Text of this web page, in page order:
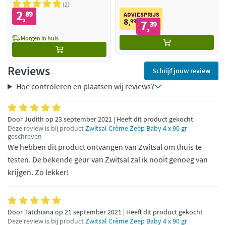
2
2,89
Morgen in huis
ADVIESPRIJS
8,99 7,39
Reviews Schrijf jouw review
Hoe controleren en plaatsen wij reviews?
Door Judith op 23 september 2021 | Heeft dit product gekocht
Deze review is bij productZwitsal Crème Zeep Baby 4 x 90 gr
geschreven
We hebben dit product ontvangen van Zwitsal om thuis te
testen. De bekende geur van Zwitsal zal ik nooit genoeg van
krijgen. Zo lekker!
Door Tatchiana op 21 september 2021 | Heeft dit product gekocht
Deze review is bij productZwitsal Crème Zeep Baby 4 x 90 gr